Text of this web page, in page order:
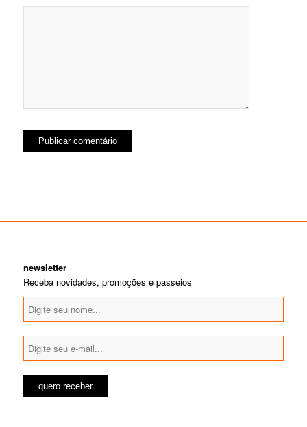
newsletter
Receba novidades, promoções e passeios